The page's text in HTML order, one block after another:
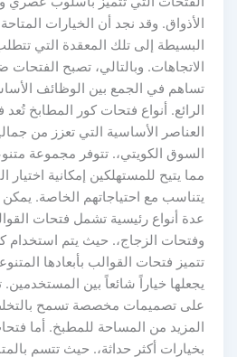
وقد نجد أن الخيارات المتاحة
إلى تلك المعقدة التي تتطلب
وبالتالي، تصبح الفتحات
في الجمع بين الوظائف الأساسية
أنواع فتحات كور المطابخ تُعد
الأساسية التي تعزز من جمالية
الكويتي،. تتوفر مجموعة متنوعة من
يتيح للمستهلكين إمكانية اختيار
مع احتياجاتهم الخاصة. يمكن
أنواع رئيسية تشمل فتحات القوالب،
الزجاج،. حيث يتم استخدام كل
فتحات القوالب بأبعادها المتنوعة
خياراً شائعاً بين المستخدمين.
تصميمات مخصصة تسمح بالتخلص من
من المساحة للمطبخ. أما فتحات
أكثر حداثة،. حيث تتسم بالمتانة